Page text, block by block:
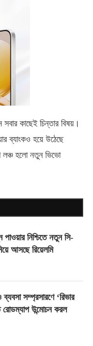
সবার কাছেই চিন্তার বিষয়।
ব্যাংকও হয়ে উঠেছে
লঞ্চ হলো নতুন ভিভো
পাওয়ার নিশ্চিতে নতুন সি-
আসছে রিয়েলমি
সম্প্রসারণে ‘রিভার
উন্মোচন করল